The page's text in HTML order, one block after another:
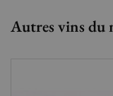
Autres vins du